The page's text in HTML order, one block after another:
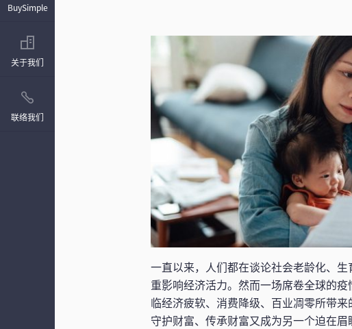
BuySimple
关于我们
联络我们
一直以来，人们都在谈论社会老龄化、
重影响经济活力。然而一场席卷全球的
临经济疲软、消费降级、百业凋零所带
守护财富、传承财富又成为另一个迫在眉